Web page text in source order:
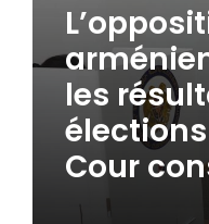
les
Cour